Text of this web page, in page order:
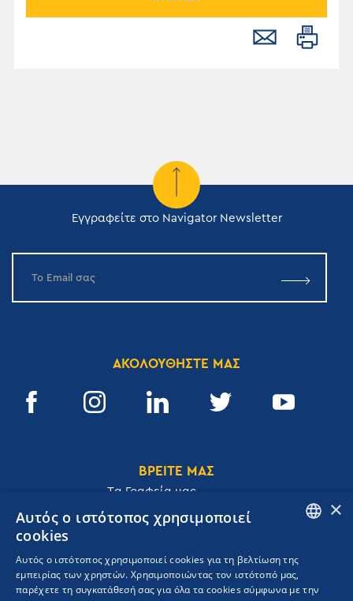
Εγγραφείτε στο Navigator Newsletter
ΑΚΟΛΟΥΘΗΣΤΕ ΜΑΣ
ΒΡΕΙΤΕ ΜΑΣ
Tα Γραφεία μας
Ακαδημίας 32, 106 72, Αθήνα, Ελλάδα
T. +30 210 3609801
GREEK
×
Αυτός ο ιστότοπος χρησιμοποιεί
cookies
Αυτός ο ιστότοπος χρησιμοποιεί cookies για τη βελτίωση της
εμπειρίας των χρηστών. Χρησιμοποιώντας τον ιστότοπό μας,
παρέχετε τη συγκατάθεσή σας για όλα τα cookies σύμφωνα με την